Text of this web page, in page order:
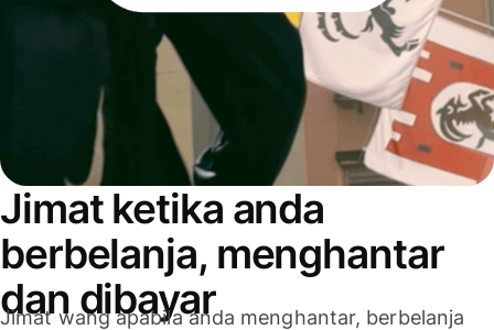
Jimat ketika anda
berbelanja, menghantar
dan dibayar
Jimat wang apabila anda menghantar, berbelanja